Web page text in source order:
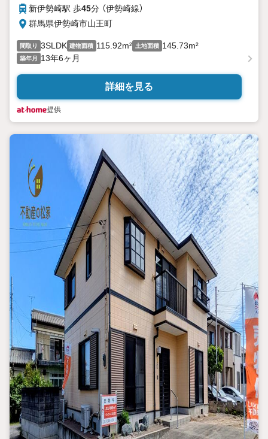
新伊勢崎駅 歩45分 （伊勢崎線）
群馬県伊勢崎市山王町
間取り 3SLDK 建物面積 115.92m² 土地面積 145.73m²
築年月 13年6ヶ月
詳細を見る
提供